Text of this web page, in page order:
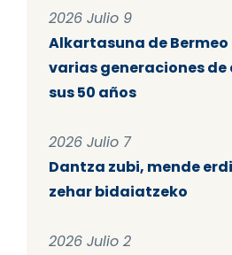
2026 Julio 9
Alkartasuna de
varias generaciones
sus 50 años
2026 Julio 7
Dantza zubi, mende
zehar bidaiatzeko
2026 Julio 2